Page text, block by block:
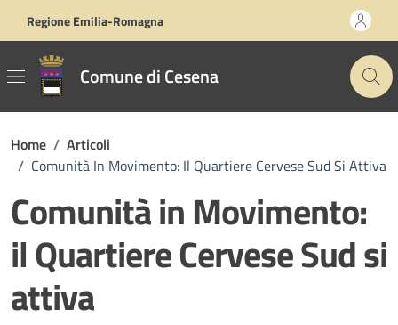
Regione Emilia-Romagna
Comune di Cesena
Home / Articoli
/ Comunità In Movimento: Il Quartiere Cervese Sud Si Attiva
Comunità in Movimento:
il Quartiere Cervese Sud si
attiva